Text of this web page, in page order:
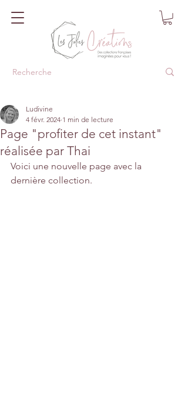
Page "profiter de cet instant"
réalisée par Thai
Ludivine
4 févr. 2024 1 min de lecture
Voici une nouvelle page avec la
dernière collection.